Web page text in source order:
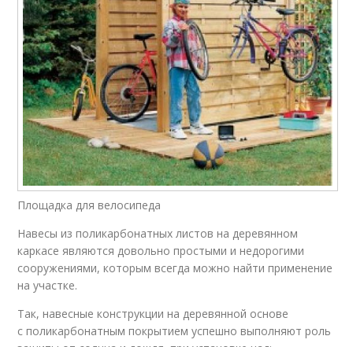
Площадка для велосипеда
Навесы из поликарбонатных листов на деревянном
каркасе являются довольно простыми и недорогими
сооружениями, которым всегда можно найти применение
на участке.
Так, навесные конструкции на деревянной основе
с поликарбонатным покрытием успешно выполняют роль